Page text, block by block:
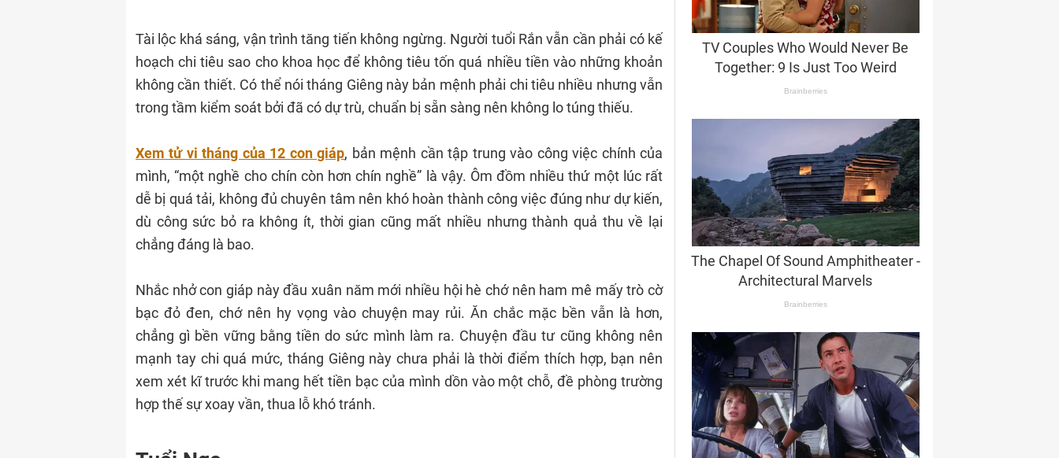
Tài lộc khá sáng, vận trình tăng tiến không ngừng. Người tuổi Rắn vẫn cần phải có kế
hoạch chi tiêu sao cho khoa học để không tiêu tốn quá nhiều tiền vào những khoản
không cần thiết. Có thể nói tháng Giêng này bản mệnh phải chi tiêu nhiều nhưng vẫn
trong tầm kiểm soát bởi đã có dự trù, chuẩn bị sẵn sàng nên không lo túng thiếu.
Xem tử vi tháng của 12 con giáp, bản mệnh cần tập trung vào công việc chính của
mình, “một nghề cho chín còn hơn chín nghề” là vậy. Ôm đồm nhiều thứ một lúc rất
dễ bị quá tải, không đủ chuyên tâm nên khó hoàn thành công việc đúng như dự kiến,
dù công sức bỏ ra không ít, thời gian cũng mất nhiều nhưng thành quả thu về lại
chẳng đáng là bao.
Nhắc nhở con giáp này đầu xuân năm mới nhiều hội hè chớ nên ham mê mấy trò cờ
bạc đỏ đen, chớ nên hy vọng vào chuyện may rủi. Ăn chắc mặc bền vẫn là hơn,
chẳng gì bền vững bằng tiền do sức mình làm ra. Chuyện đầu tư cũng không nên
mạnh tay chi quá mức, tháng Giêng này chưa phải là thời điểm thích hợp, bạn nên
xem xét kĩ trước khi mang hết tiền bạc của mình dồn vào một chỗ, đề phòng trường
hợp thế sự xoay vần, thua lỗ khó tránh.